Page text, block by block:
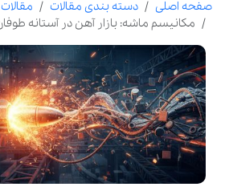
صفحه اصلی دسته بندی مقالات
مکانیسم ماشه: بازار آهن در آستانه